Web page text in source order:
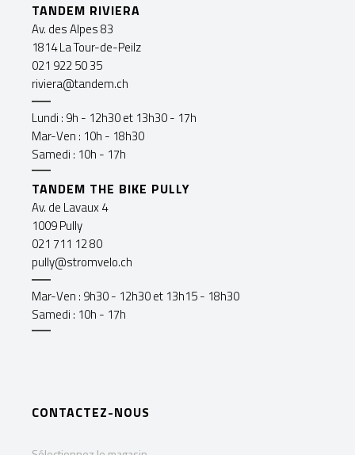
TANDEM RIVIERA
Av. des Alpes 83
1814 La Tour-de-Peilz
021 922 50 35
riviera@tandem.ch
Lundi : 9h - 12h30 et 13h30 - 17h
Mar-Ven : 10h - 18h30
Samedi : 10h - 17h
TANDEM THE BIKE PULLY
Av. de Lavaux 4
1009 Pully
021 711 12 80
pully@stromvelo.ch
Mar-Ven : 9h30 - 12h30 et 13h15 - 18h30
Samedi : 10h - 17h
CONTACTEZ-NOUS